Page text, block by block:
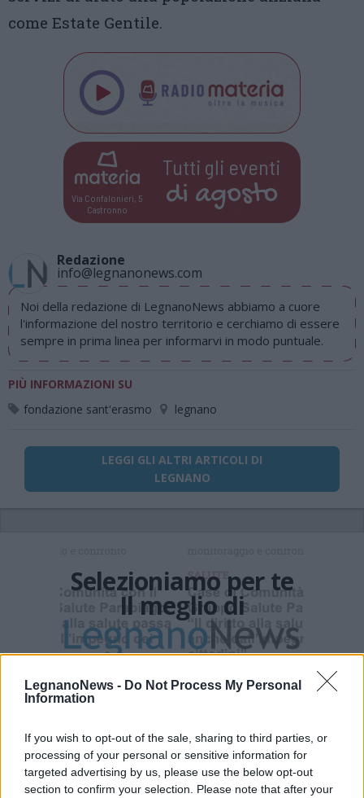
LegnanoNews - Do Not Process My Personal
Information
If you wish to opt-out of the sale, sharing to third parties, or
processing of your personal or sensitive information for
targeted advertising by us, please use the below opt-out
section to confirm your selection. Please note that after your
come Estate Gentile.
Via Confalonieri, 5
Castronno
Tutti gli eventi
di agosto
Redazione
info@legnanonews.com
Noi della redazione di LegnanoNews abbiamo a cuore
l'informazione del nostro territorio e cerchiamo di essere
sempre in prima linea per informarvi in modo puntuale.
PIÙ INFORMAZIONI SU
fondazione sant'erasmo
legnano
LEGGI GLI ALTRI ARTICOLI DI
LEGNANO
Selezioniamo per te
Il meglio di
Iscriviti alla
Commenti